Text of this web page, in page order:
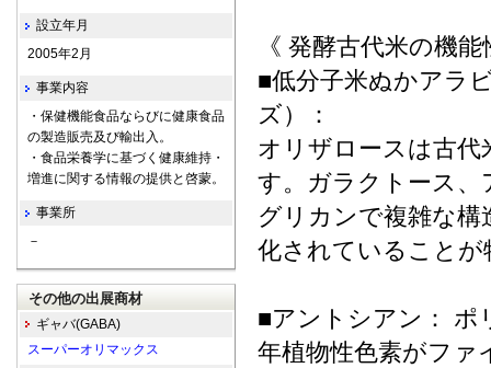
《 発酵古代米の機
■低分子米ぬかアラ
ズ）：
オリザロースは古代
す。ガラクトース
グリカンで複雑な
化されていることが
■アントシアン： ポ
年植物性色素がフ
設立年月
2005年2月
事業内容
・保健機能食品ならびに健康食品
の製造販売及び輸出入。
・食品栄養学に基づく健康維持・
増進に関する情報の提供と啓蒙。
事業所
－
その他の出展商材
ギャバ(GABA)
スーパーオリマックス